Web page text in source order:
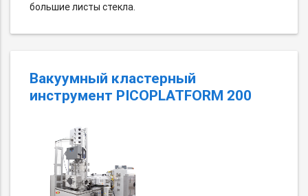
большие листы стекла.
Вакуумный кластерный
инструмент PICOPLATFORM 200